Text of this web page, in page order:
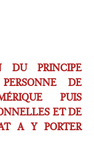
DU PRINCIPE
DE
PUIS
ET DE
A Y PORTER